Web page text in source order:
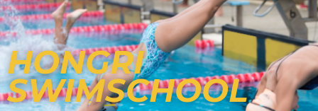
기
HONGRI
SWIMSCHOOL